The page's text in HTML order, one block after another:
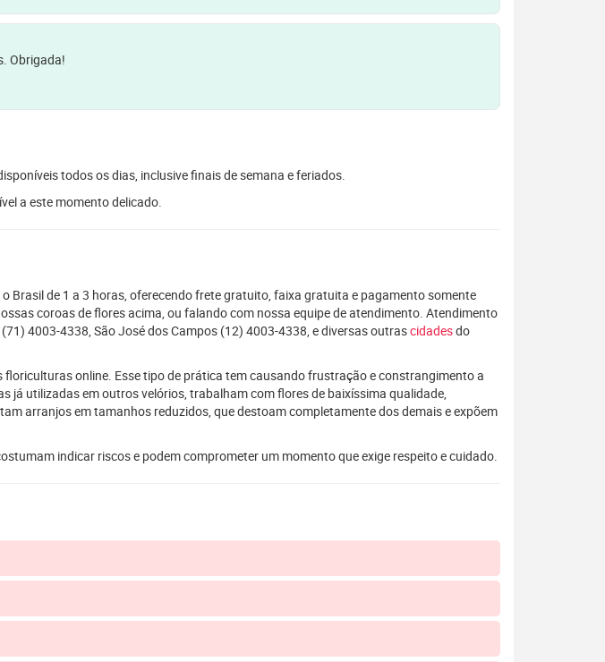
Obrigada!
todos os dias, inclusive finais de semana e feriados.
a este momento delicado.
Brasil de 1 a 3 horas, oferecendo frete gratuito, faixa gratuita e pagamento somente
coroas de flores acima, ou falando com nossa equipe de atendimento. Atendimento
4003-4338, São José dos Campos (12) 4003-4338, e diversas outrascidadesdo
floriculturas online. Esse tipo de prática tem causando frustração e constrangimento a
já utilizadas em outros velórios, trabalham com flores de baixíssima qualidade,
arranjos em tamanhos reduzidos, que destoam completamente dos demais e expõem
indicar riscos e podem comprometer um momento que exige respeito e cuidado.